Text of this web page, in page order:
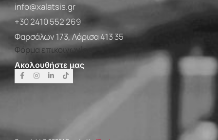
info@xalatsis.gr
+30 2410 552 269
Φαρσάλων 173, Λάρισα 413 35
Φόρμα επικοινωνίας
Ακολουθήστε μας